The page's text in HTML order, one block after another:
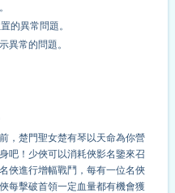
的異常問題。
異常的問題。
，楚門聖女楚有琴以天命為你營
吧！少俠可以消耗俠影名鑒來召
俠進行增幅戰鬥，每有一位名俠
每擊破首領一定血量都有機會獲